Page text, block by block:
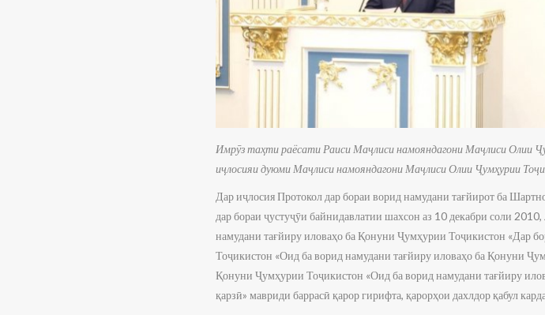
Имрӯз таҳти раёсати Раиси Маҷлиси намояндагони Маҷлиси Олии
иҷлосияи дуюми Маҷлиси намояндагони Маҷлиси Олии Ҷумҳурии
Дар иҷлосия Протокол дар бораи ворид намудани тағйирот ба
дар бораи ҷустуҷӯи байнидавлатии шахсон аз 10 декабри соли
намудани тағйиру иловаҳо ба Қонуни Ҷумҳурии Тоҷикистон «Дар
Тоҷикистон «Оид ба ворид намудани тағйиру иловаҳо ба Қонуни
Қонуни Ҷумҳурии Тоҷикистон «Оид ба ворид намудани тағйиру
қарзӣ» мавриди баррасӣ қарор гирифта, қарорҳои дахлдор қабул